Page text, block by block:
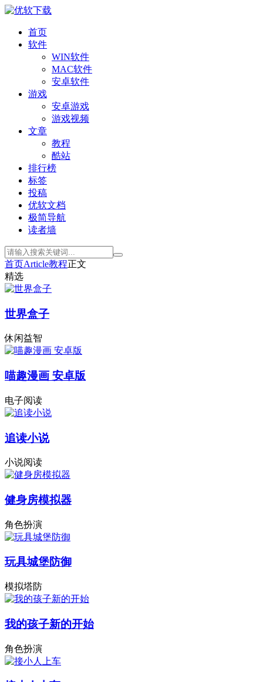
首页
软件
WIN软件
MAC软件
安卓软件
游戏
安卓游戏
游戏视频
文章
教程
酷站
排行榜
标签
投稿
优软文档
极简导航
读者墙
首页Article教程正文
精选
世界盒子
休闲益智
喵趣漫画 安卓版
电子阅读
追读小说
小说阅读
健身房模拟器
角色扮演
玩具城堡防御
模拟塔防
我的孩子新的开始
角色扮演